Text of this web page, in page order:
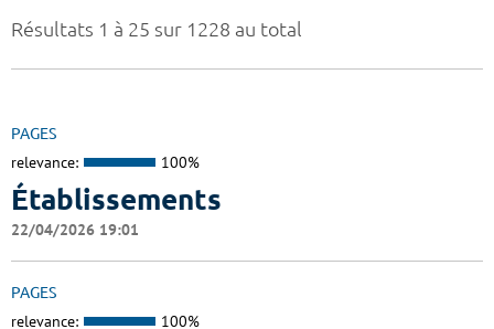
Résultats 1 à 25 sur 1228 au total
PAGES
relevance: 100%
Établissements
22/04/2026 19:01
PAGES
relevance: 100%